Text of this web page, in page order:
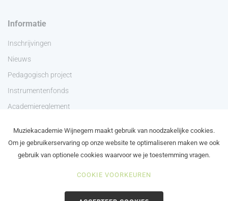
Informatie
Inschrijvingen
Nieuws
Pedagogisch project
Instrumentenfonds
Academiereglement
Contact
Muziekacademie Wijnegem maakt gebruik van noodzakelijke cookies.
Om je gebruikerservaring op onze website te optimaliseren maken we ook
gebruik van optionele cookies waarvoor we je toestemming vragen.
COOKIE VOORKEUREN
©2024 Academie Wijnegem - Schilde - Zoersel